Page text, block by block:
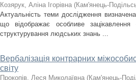
Козярук, Аліна Ігорівна (Кам'янець-
Актуальність теми дослідження
що відображає особливе зацікавлення
структурування людських знань ...
Вербалізація контрарних
світу
Прокопів, Леся Миколаївна (Кам'янець-